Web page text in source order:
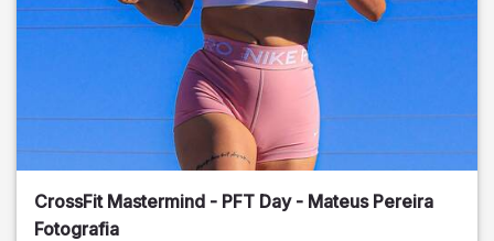
CrossFit Mastermind - PFT Day - Mateus Pereira
Fotografia